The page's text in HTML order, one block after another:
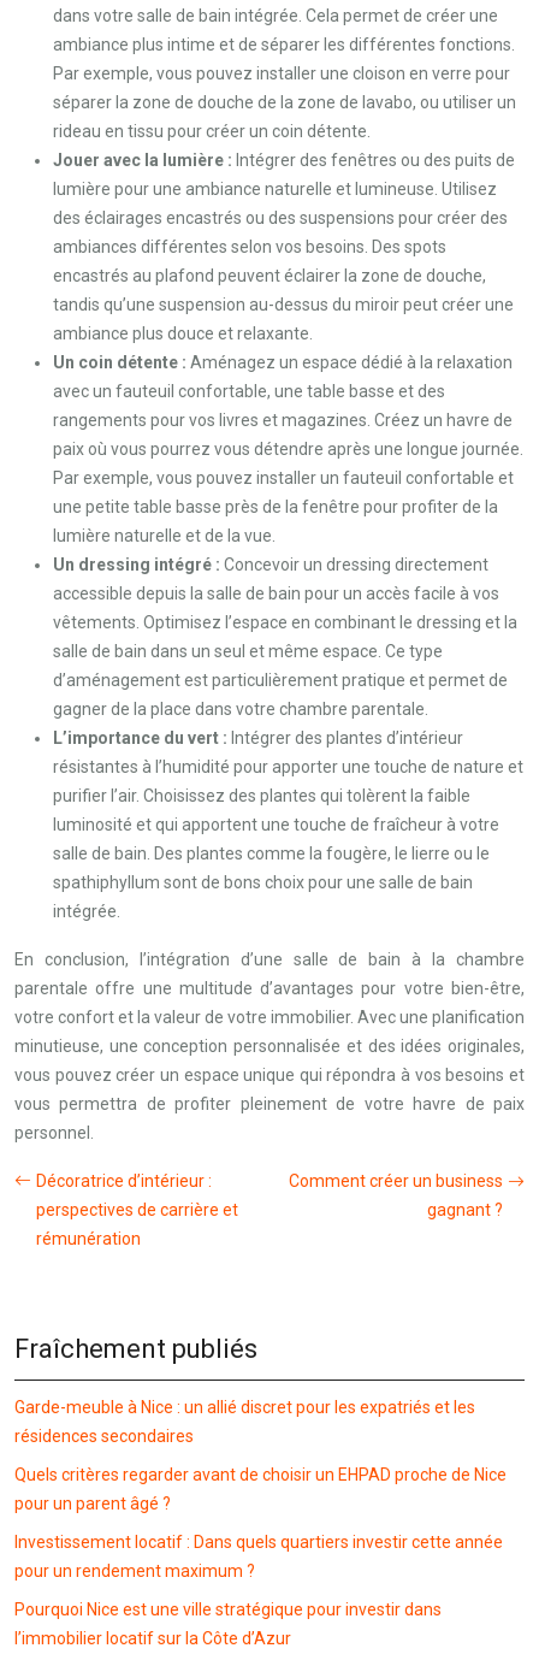
dans votre salle de bain intégrée. Cela permet de créer une
ambiance plus intime et de séparer les différentes fonctions.
Par exemple, vous pouvez installer une cloison en verre pour
séparer la zone de douche de la zone de lavabo, ou utiliser un
rideau en tissu pour créer un coin détente.
Jouer avec la lumière : Intégrer des fenêtres ou des puits de
lumière pour une ambiance naturelle et lumineuse. Utilisez
des éclairages encastrés ou des suspensions pour créer des
ambiances différentes selon vos besoins. Des spots
encastrés au plafond peuvent éclairer la zone de douche,
tandis qu’une suspension au-dessus du miroir peut créer une
ambiance plus douce et relaxante.
Un coin détente : Aménagez un espace dédié à la relaxation
avec un fauteuil confortable, une table basse et des
rangements pour vos livres et magazines. Créez un havre de
paix où vous pourrez vous détendre après une longue journée.
Par exemple, vous pouvez installer un fauteuil confortable et
une petite table basse près de la fenêtre pour profiter de la
lumière naturelle et de la vue.
Un dressing intégré : Concevoir un dressing directement
accessible depuis la salle de bain pour un accès facile à vos
vêtements. Optimisez l’espace en combinant le dressing et la
salle de bain dans un seul et même espace. Ce type
d’aménagement est particulièrement pratique et permet de
gagner de la place dans votre chambre parentale.
L’importance du vert : Intégrer des plantes d’intérieur
résistantes à l’humidité pour apporter une touche de nature et
purifier l’air. Choisissez des plantes qui tolèrent la faible
luminosité et qui apportent une touche de fraîcheur à votre
salle de bain. Des plantes comme la fougère, le lierre ou le
spathiphyllum sont de bons choix pour une salle de bain
intégrée.
En conclusion, l’intégration d’une salle de bain à la chambre
parentale offre une multitude d’avantages pour votre bien-être,
votre confort et la valeur de votre immobilier. Avec une planification
minutieuse, une conception personnalisée et des idées originales,
vous pouvez créer un espace unique qui répondra à vos besoins et
vous permettra de profiter pleinement de votre havre de paix
personnel.
Décoratrice d’intérieur :
perspectives de carrière et
rémunération
Comment créer un business
gagnant ?
Fraîchement publiés
Garde-meuble à Nice : un allié discret pour les expatriés et les
résidences secondaires
Quels critères regarder avant de choisir un EHPAD proche de Nice
pour un parent âgé ?
Investissement locatif : Dans quels quartiers investir cette année
pour un rendement maximum ?
Pourquoi Nice est une ville stratégique pour investir dans
l’immobilier locatif sur la Côte d’Azur